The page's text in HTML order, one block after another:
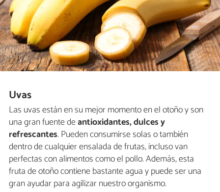
Uvas
Las uvas están en su mejor momento en el otoño y son
una gran fuente deantioxidantes, dulces y
refrescantes. Pueden consumirse solas o también
dentro de cualquier ensalada de frutas, incluso van
perfectas con alimentos como el pollo. Además, esta
fruta de otoño contiene bastante agua y puede ser una
gran ayudar para agilizar nuestro organismo.